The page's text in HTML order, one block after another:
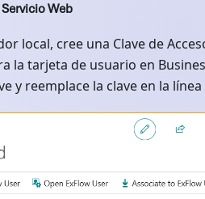
Web
local, cree una Clave de
la tarjeta de usuario en
y reemplace la clave en la